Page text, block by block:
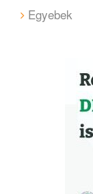
Egyebek